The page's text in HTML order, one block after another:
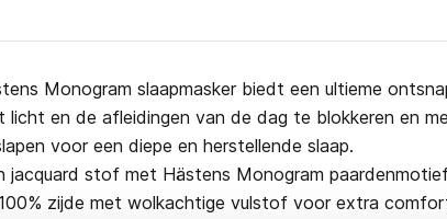
Monogram slaapmasker biedt een ultieme
licht en de afleidingen van de dag te blokkeren en
voor een diepe en herstellende slaap.
jacquard stof met Hästens Monogram
zijde met wolkachtige vulstof voor extra